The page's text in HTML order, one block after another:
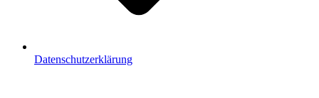
Datenschutzerklärung